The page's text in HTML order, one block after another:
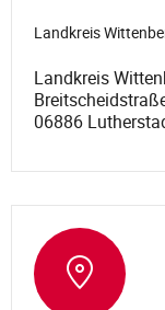
Landkreis
Landkreis
06886